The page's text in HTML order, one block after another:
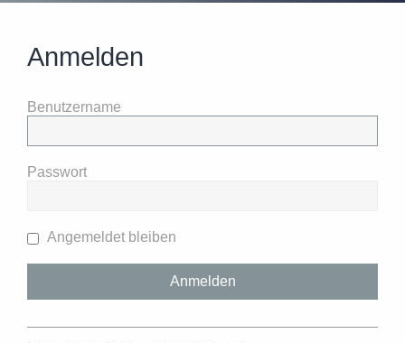
Anmelden
Benutzername
Passwort
Angemeldet bleiben